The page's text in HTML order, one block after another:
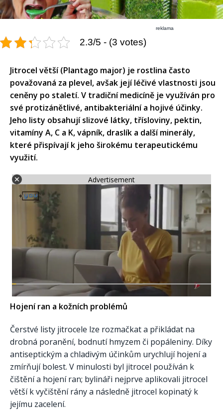
reklama
2.3/5 - (3 votes)
​Jitrocel větší (Plantago major) je rostlina často
považovaná za plevel, avšak její léčivé vlastnosti jsou
ceněny po staletí. V tradiční medicíně je využíván pro
své protizánětlivé, antibakteriální a hojivé účinky.
Jeho listy obsahují slizové látky, třísloviny, pektin,
vitamíny A, C a K, vápník, draslík a další minerály,
které přispívají k jeho širokému terapeutickému
využití.​
Advertisement
Hojení ran a kožních problémů
Čerstvé listy jitrocele lze rozmačkat a přikládat na
drobná poranění, bodnutí hmyzem či popáleniny. Díky
antiseptickým a chladivým účinkům urychlují hojení a
zmírňují bolest. V minulosti byl jitrocel používán k
čištění a hojení ran; bylináři nejprve aplikovali jitrocel
větší k vyčištění rány a následně jitrocel kopinatý k
jejímu zacelení. ​